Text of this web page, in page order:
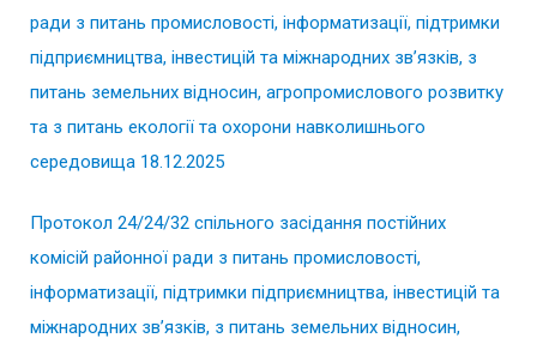
ради з питань промисловості, інформатизації, підтримки
підприємництва, інвестицій та міжнародних зв’язків, з
питань земельних відносин, агропромислового розвитку
та з питань екології та охорони навколишнього
середовища 18.12.2025
Протокол 24/24/32 спільного засідання постійних
комісій районної ради з питань промисловості,
інформатизації, підтримки підприємництва, інвестицій та
міжнародних зв’язків, з питань земельних відносин,